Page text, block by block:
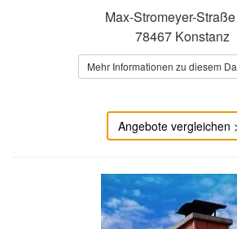
Max-Stromeyer-
78467 Konstanz
Mehr Informationen zu diesem
Angebote vergleichen